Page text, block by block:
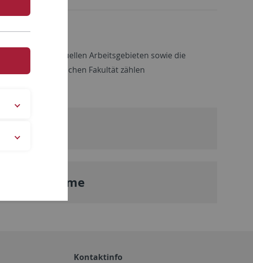
besonders aktuellen Arbeitsgebieten sowie die
der Philosophischen Fakultät zählen
Kontaktinfo